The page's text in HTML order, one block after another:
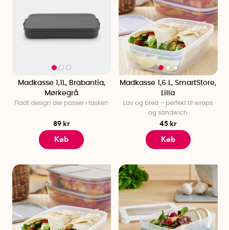
Madkasse 1,1L, Brabantia,
Mørkegrå
Fladt design der passer i tasken
89 kr
Køb
Madkasse 1,6 L, SmartStore,
Lilla
Lav og bred – perfekt til wraps
og sandwich
45 kr
Køb